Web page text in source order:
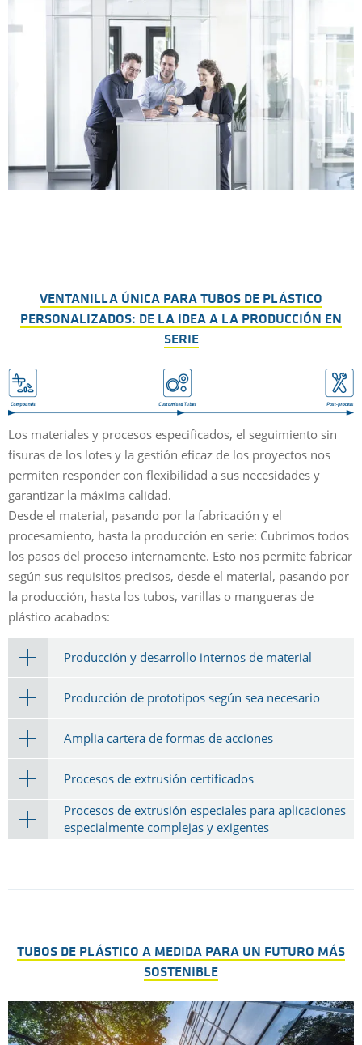
VENTANILLA ÚNICA PARA TUBOS DE PLÁSTICO
PERSONALIZADOS: DE LA IDEA A LA PRODUCCIÓN EN
SERIE
Los materiales y procesos especificados, el seguimiento sin
fisuras de los lotes y la gestión eficaz de los proyectos nos
permiten responder con flexibilidad a sus necesidades y
garantizar la máxima calidad.
Desde el material, pasando por la fabricación y el
procesamiento, hasta la producción en serie: Cubrimos todos
los pasos del proceso internamente. Esto nos permite fabricar
según sus requisitos precisos, desde el material, pasando por
la producción, hasta los tubos, varillas o mangueras de
plástico acabados:
Producción y desarrollo internos de material
Producción de prototipos según sea necesario
Amplia cartera de formas de acciones
Procesos de extrusión certificados
Procesos de extrusión especiales para aplicaciones
especialmente complejas y exigentes
TUBOS DE PLÁSTICO A MEDIDA PARA UN FUTURO MÁS
SOSTENIBLE